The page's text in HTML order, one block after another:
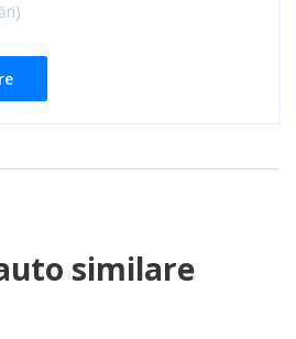
similare